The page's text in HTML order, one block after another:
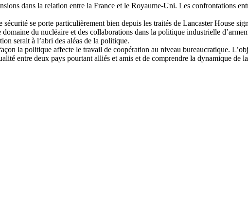
dans la relation entre la France et le Royaume-Uni. Les confrontations
se porte particulièrement bien depuis les traités de Lancaster House
du nucléaire et des collaborations dans la politique industrielle
serait à l’abri des aléas de la politique.
la politique affecte le travail de coopération au niveau bureaucratique.
entre deux pays pourtant alliés et amis et de comprendre la dynamique de